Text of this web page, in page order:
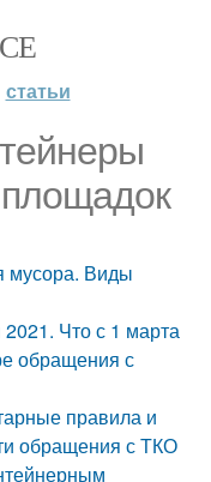
статьи
мусора. Виды
Что с 1 марта
обращения с
правила и
обращения с ТКО